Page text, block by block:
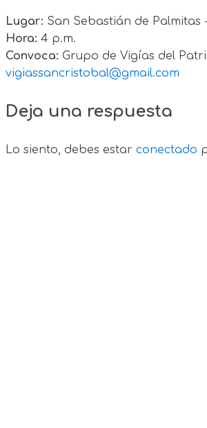
Lugar: San Sebastián de Palmitas
Hora: 4 p.m.
Convoca: Grupo de Vigías del
vigiassancristobal@gmail.com
Deja una respuesta
Lo siento, debes estar conectado